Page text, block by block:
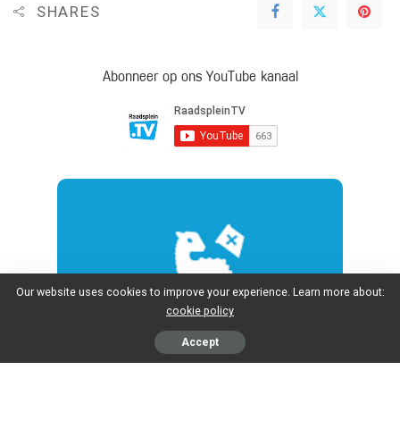
SHARES
Abonneer op ons YouTube kanaal
AGENDA
Klik op de knop hieronder voor agenda
en vergaderstukken van de
gemeenteraad Velsen.
Our website uses cookies to improve your experience. Learn more about:
cookie policy
Accept